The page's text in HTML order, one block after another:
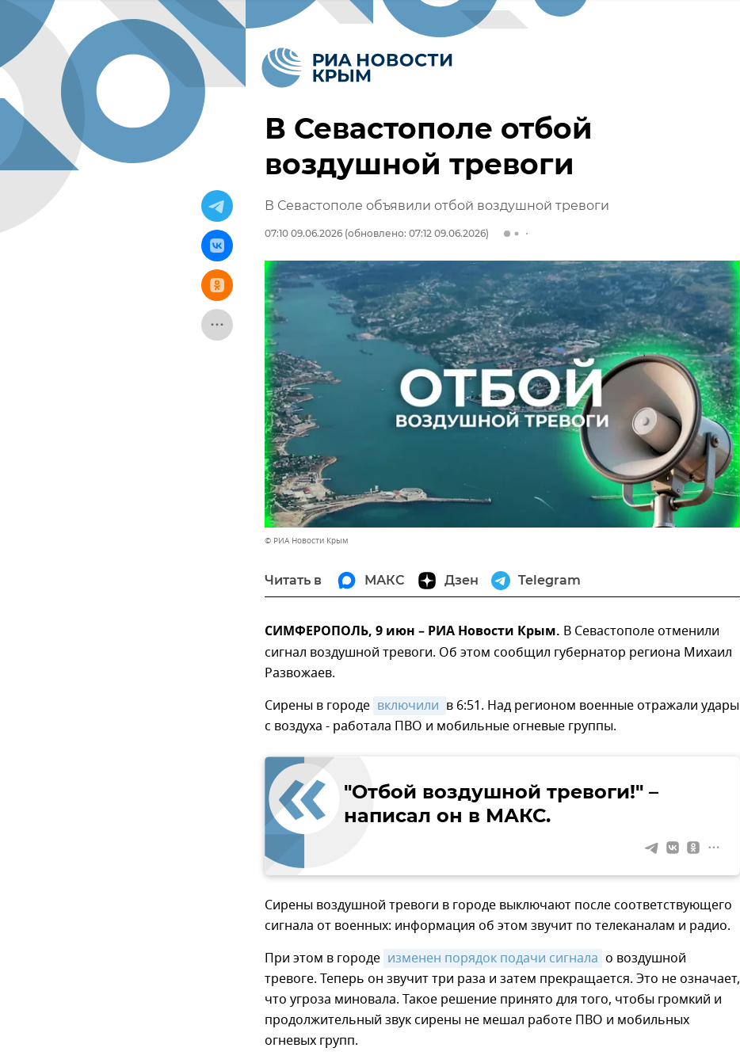
В Севастополе отбой
воздушной тревоги
В Севастополе объявили отбой воздушной тревоги
07:10 09.06.2026 (обновлено: 07:12 09.06.2026)
© РИА Новости Крым
Читать в МАКС Дзен Telegram
СИМФЕРОПОЛЬ, 9 июн – РИА Новости Крым. В Севастополе отменили
сигнал воздушной тревоги. Об этом сообщил губернатор региона Михаил
Развожаев.
Сирены в городе включили в 6:51. Над регионом военные отражали удары
с воздуха - работала ПВО и мобильные огневые группы.
"Отбой воздушной тревоги!" –
написал он в МАКС.
Сирены воздушной тревоги в городе выключают после соответствующего
сигнала от военных: информация об этом звучит по телеканалам и радио.
При этом в городе изменен порядок подачи сигнала о воздушной
тревоге. Теперь он звучит три раза и затем прекращается. Это не означает,
что угроза миновала. Такое решение принято для того, чтобы громкий и
продолжительный звук сирены не мешал работе ПВО и мобильных
огневых групп.